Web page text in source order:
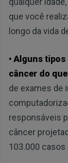
que você
longo da vida
• Alguns
câncer do
de exames de
responsáveis
câncer
103.000